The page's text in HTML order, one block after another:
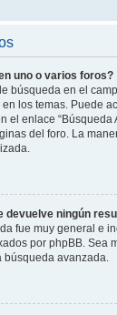
uno o varios foros?
búsqueda en el
los temas. Puede
el enlace “Búsqueda
del foro. La
devuelve ningún
fue muy general e
por phpBB. Sea
búsqueda avanzada.